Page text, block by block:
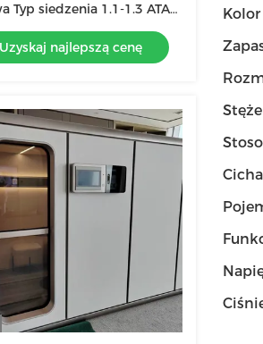
Typ siedzenia 1.1-1.3 ATA
Drewno / Złoto
Uzyskaj najlepszą cenę
Kolor